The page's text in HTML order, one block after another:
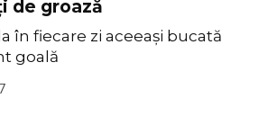
de groază
în fiecare zi aceeași bucată
goală